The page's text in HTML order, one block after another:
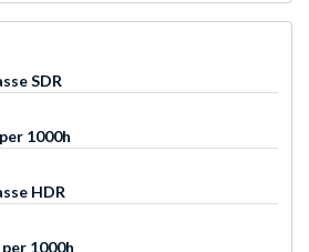
SDR
1000h
HDR
1000h